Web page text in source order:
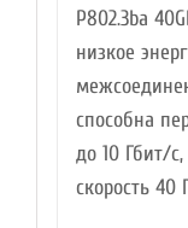
P802.3ba
низкое
способна
до 10 Гбит/
скорость 40